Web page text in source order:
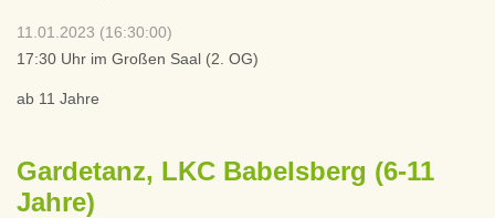
11.01.2023 (16:30:00)
17:30 Uhr im Großen Saal (2. OG)
ab 11 Jahre
Gardetanz, LKC Babelsberg (6-11
Jahre)